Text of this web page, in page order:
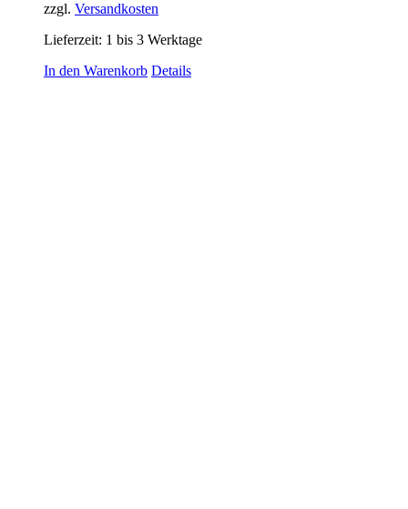
zzgl. Versandkosten
Lieferzeit: 1 bis 3 Werktage
In den Warenkorb Details